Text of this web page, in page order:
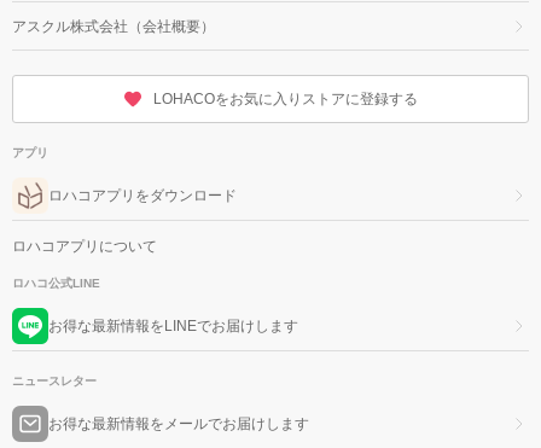
アスクル株式会社（会社概要）
LOHACOをお気に入りストアに登録する
アプリ
ロハコアプリをダウンロード
ロハコアプリについて
ロハコ公式LINE
お得な最新情報をLINEでお届けします
ニュースレター
お得な最新情報をメールでお届けします